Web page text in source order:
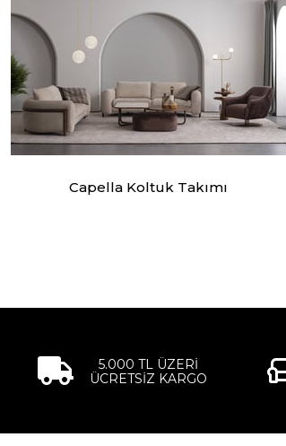
Capella Koltuk Takımı
5.000 TL ÜZERİ
ÜCRETSİZ KARGO